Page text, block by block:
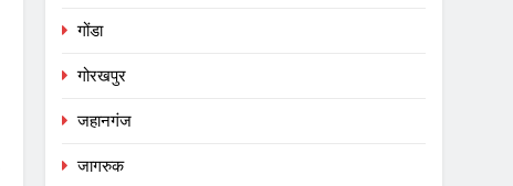
गोंडा
गोरखपुर
जहानगंज
जागरुक